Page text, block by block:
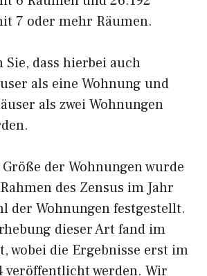
7 oder mehr Räumen.
Sie, dass hierbei auch
als eine Wohnung und
als zwei Wohnungen
der Wohnungen wurde
des Zensus im Jahr
der Wohnungen festgestellt.
dieser Art fand im
wobei die Ergebnisse erst im
veröffentlicht werden. Wir